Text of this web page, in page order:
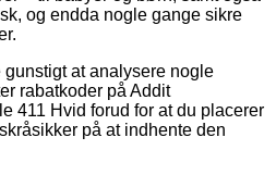
og endda nogle gange sikre
at analysere nogle
rabatkoder på Addit
411 Hvid forud for at du placerer
på at indhente den